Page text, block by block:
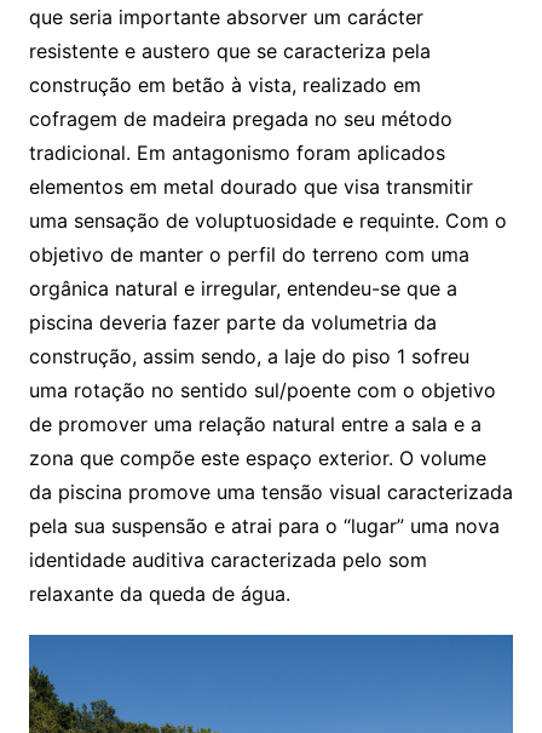
que seria importante absorver um carácter
resistente e austero que se caracteriza pela
construção em betão à vista, realizado em
cofragem de madeira pregada no seu método
tradicional. Em antagonismo foram aplicados
elementos em metal dourado que visa transmitir
uma sensação de voluptuosidade e requinte. Com o
objetivo de manter o perfil do terreno com uma
orgânica natural e irregular, entendeu-se que a
piscina deveria fazer parte da volumetria da
construção, assim sendo, a laje do piso 1 sofreu
uma rotação no sentido sul/poente com o objetivo
de promover uma relação natural entre a sala e a
zona que compõe este espaço exterior. O volume
da piscina promove uma tensão visual caracterizada
pela sua suspensão e atrai para o “lugar” uma nova
identidade auditiva caracterizada pelo som
relaxante da queda de água.